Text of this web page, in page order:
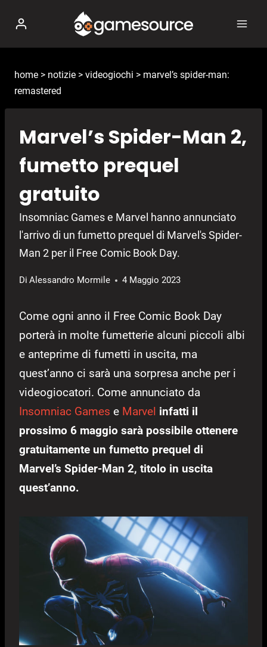
contenuto
home > notizie > videogiochi > marvel’s spider-man:
remastered
Marvel’s Spider-Man 2,
fumetto prequel
gratuito
Insomniac Games e Marvel hanno annunciato
l'arrivo di un fumetto prequel di Marvel's Spider-
Man 2 per il Free Comic Book Day.
Di Alessandro Mormile 4 Maggio 2023
Come ogni anno il Free Comic Book Day
porterà in molte fumetterie alcuni piccoli albi
e anteprime di fumetti in uscita, ma
quest’anno ci sarà una sorpresa anche per i
videogiocatori. Come annunciato da
Insomniac Games e Marvel infatti il
prossimo 6 maggio sarà possibile ottenere
gratuitamente un fumetto prequel di
Marvel’s Spider-Man 2, titolo in uscita
quest’anno.